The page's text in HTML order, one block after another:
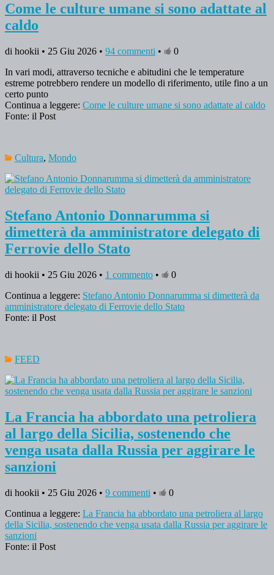
Come le culture umane si sono adattate al
caldo
di hookii • 25 Giu 2026 • 94 commenti •
0
In vari modi, attraverso tecniche e abitudini che le temperature
estreme potrebbero rendere un modello di riferimento, utile fino a un
certo punto
Continua a leggere: Come le culture umane si sono adattate al caldo
Fonte: il Post
Cultura, Mondo
Stefano Antonio Donnarumma si
dimetterà da amministratore delegato di
Ferrovie dello Stato
di hookii • 25 Giu 2026 • 1 commento •
0
Continua a leggere: Stefano Antonio Donnarumma si dimetterà da
amministratore delegato di Ferrovie dello Stato
Fonte: il Post
FEED
La Francia ha abbordato una petroliera
al largo della Sicilia, sostenendo che
venga usata dalla Russia per aggirare le
sanzioni
di hookii • 25 Giu 2026 • 9 commenti •
0
Continua a leggere: La Francia ha abbordato una petroliera al largo
della Sicilia, sostenendo che venga usata dalla Russia per aggirare le
sanzioni
Fonte: il Post